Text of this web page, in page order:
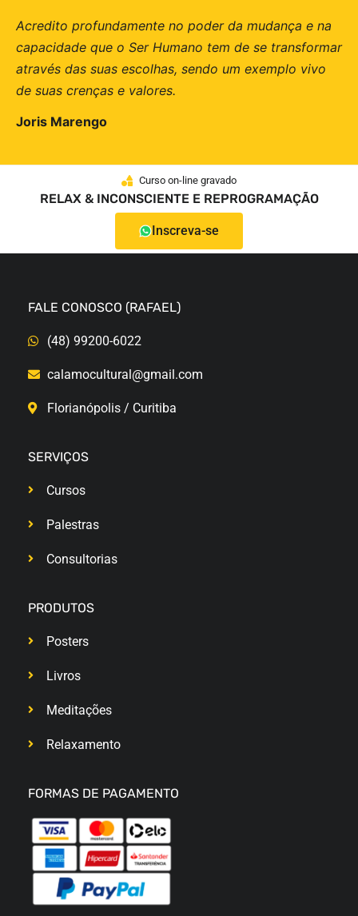
Acredito profundamente no poder da mudança e na
capacidade que o Ser Humano tem de se transformar
através das suas escolhas, sendo um exemplo vivo
de suas crenças e valores.
Joris Marengo
Curso on-line gravado
RELAX & INCONSCIENTE E REPROGRAMAÇÃO
Inscreva-se
FALE CONOSCO (RAFAEL)
(48) 99200-6022
calamocultural@gmail.com
Florianópolis / Curitiba
SERVIÇOS
Cursos
Palestras
Consultorias
PRODUTOS
Posters
Livros
Meditações
Relaxamento
FORMAS DE PAGAMENTO